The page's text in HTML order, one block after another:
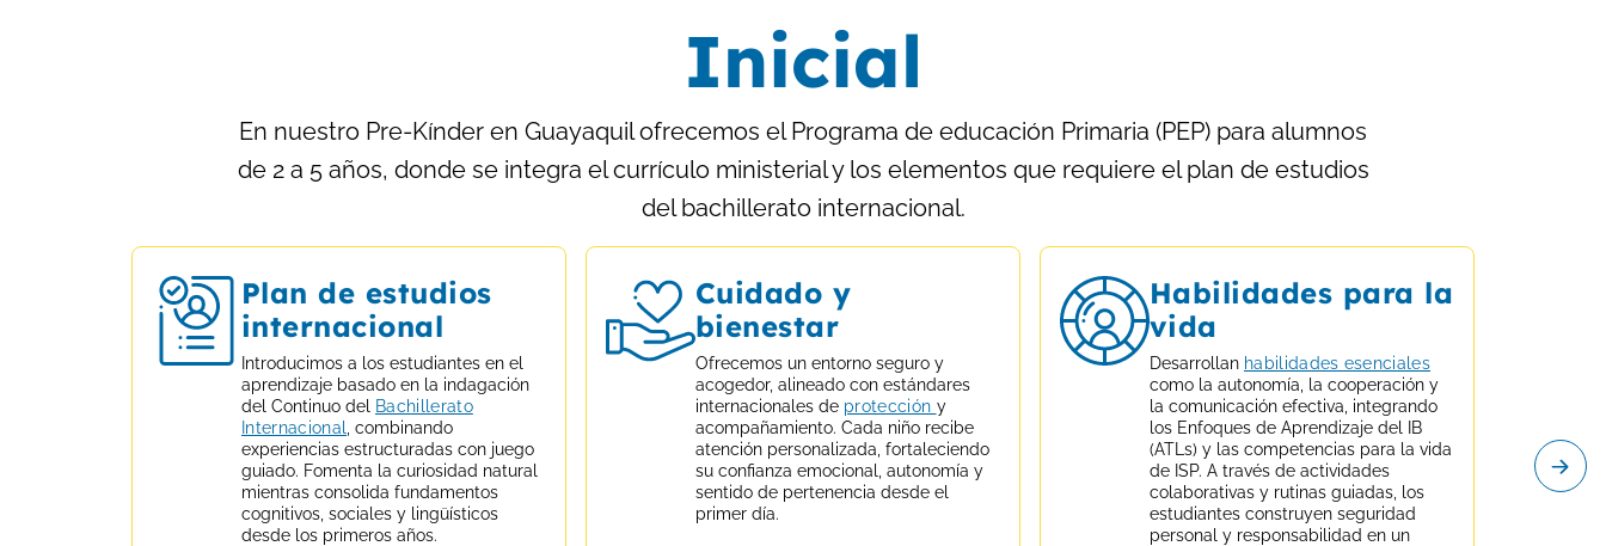
Inicial
En nuestro Pre-Kínder en Guayaquil ofrecemos el Programa de educación Primaria (PEP) para alumnos
de 2 a 5 años, donde se integra el currículo ministerial y los elementos que requiere el plan de estudios
del bachillerato internacional.
Plan de estudios
internacional
Introducimos a los estudiantes en el
aprendizaje basado en la indagación
del Continuo del
Bachillerato
Internacional
, combinando
experiencias estructuradas con juego
guiado. Fomenta la curiosidad natural
mientras consolida fundamentos
cognitivos, sociales y lingüísticos
desde los primeros años.
Cuidado y
bienestar
Ofrecemos un entorno seguro y
acogedor, alineado con estándares
internacionales de protección y
acompañamiento. Cada niño recibe
atención personalizada, fortaleciendo
su confianza emocional, autonomía y
sentido de pertenencia desde el
primer día.
Habilidades para la
vida
Desarrollan habilidades esenciales
como la autonomía, la cooperación y
la comunicación efectiva, integrando
los Enfoques de Aprendizaje del IB
(ATLs) y las competencias para la vida
de ISP. A través de actividades
colaborativas y rutinas guiadas, los
estudiantes construyen seguridad
personal y responsabilidad en un